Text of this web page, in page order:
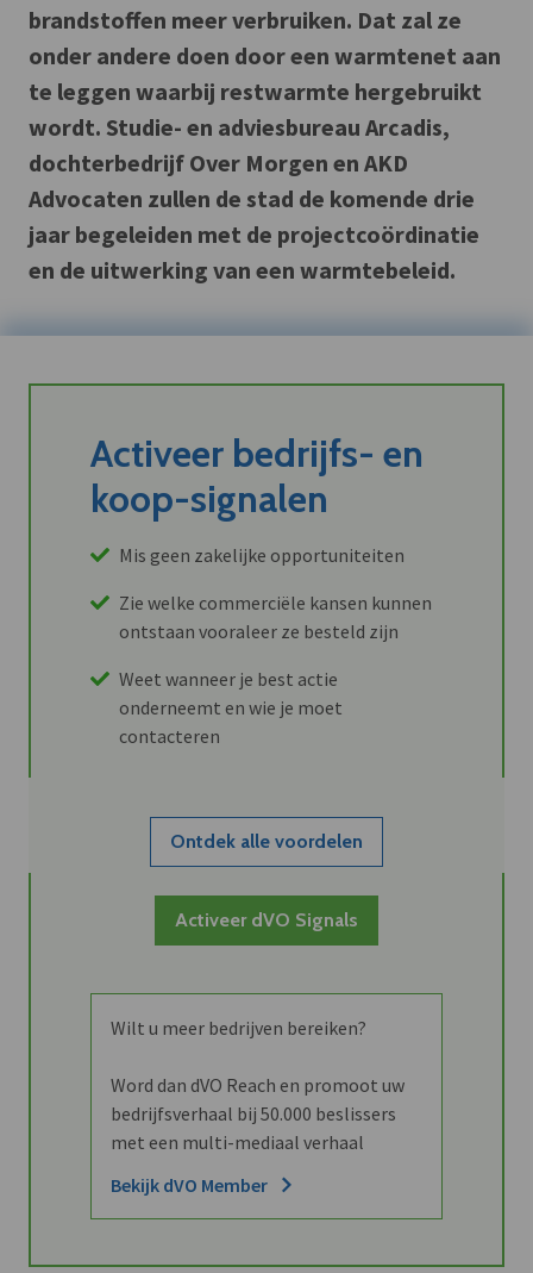
brandstoffen meer verbruiken. Dat zal ze
onder andere doen door een warmtenet aan
te leggen waarbij restwarmte hergebruikt
wordt. Studie- en adviesbureau Arcadis,
dochterbedrijf Over Morgen en AKD
Advocaten zullen de stad de komende drie
jaar begeleiden met de projectcoördinatie
en de uitwerking van een warmtebeleid.
Activeer bedrijfs- en
koop-signalen
Mis geen zakelijke opportuniteiten
Zie welke commerciële kansen kunnen
ontstaan vooraleer ze besteld zijn
Weet wanneer je best actie
onderneemt en wie je moet
contacteren
Ontdek alle voordelen
Activeer dVO Signals
Wilt u meer bedrijven bereiken?
Word dan dVO Reach en promoot uw
bedrijfsverhaal bij 50.000 beslissers
met een multi-mediaal verhaal
Bekijk dVO Member